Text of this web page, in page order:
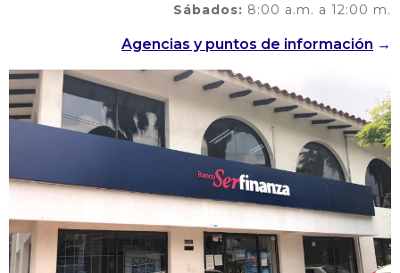
Sábados: 8:00 a.m. a 12:00 m.
Agencias y puntos de información →